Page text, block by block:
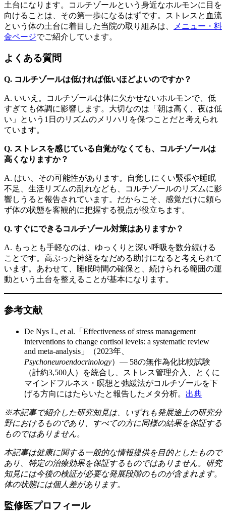
土台になります。コルチゾールという身近なホルモンに目を
向けることは、その第一歩になるはずです。ストレスと血流
という体の土台に着目した当院の取り組みは、
メニュー・料
金ページでご紹介しています。
よくある質問
Q. コルチゾールは低ければ低いほどよいのですか？
A. いいえ。コルチゾールは体に欠かせないホルモンで、低
すぎても体調に影響します。大切なのは「朝は高く、夜は低
い」という1日のリズムのメリハリを保つことだと考えられ
ています。
Q. ストレスを感じている自覚がなくても、コルチゾールは
高くなりますか？
A. はい、その可能性があります。自覚しにくい緊張や睡眠
不足、生活リズムの乱れなども、コルチゾールのリズムに影
響しうると報告されています。だからこそ、感覚だけに頼ら
ず体の状態を客観的に把握する視点が役立ちます。
Q. すぐにできるコルチゾール対策はありますか？
A. もっとも手軽なのは、ゆっくりと深い呼吸を数分続ける
ことです。高ぶった神経をなだめる助けになると考えられて
います。あわせて、睡眠時間の確保と、続けられる範囲の運
動という土台を整えることが基本になります。
参考文献
De Nys L, et al.「Effectiveness of stress management
interventions to change cortisol levels: a systematic review
and meta-analysis」（2023年、
Psychoneuroendocrinology）— 58の無作為化比較試験
（計約3,500人）を統合し、ストレス管理介入、とくに
マインドフルネス・瞑想と弛緩法がコルチゾールを下
げる方向にはたらいたと報告したメタ分析。 出典
※本記事で紹介した研究知見は、いずれも発展途上の研究分
野におけるものであり、すべての方に同様の結果を保証する
ものではありません。
本記事は健康に関する一般的な情報提供を目的としたもので
あり、特定の治療効果を保証するものではありません。研究
知見には今後の検証が必要な発展段階のものが含まれます。
体の状態には個人差があります。
監修医プロフィール